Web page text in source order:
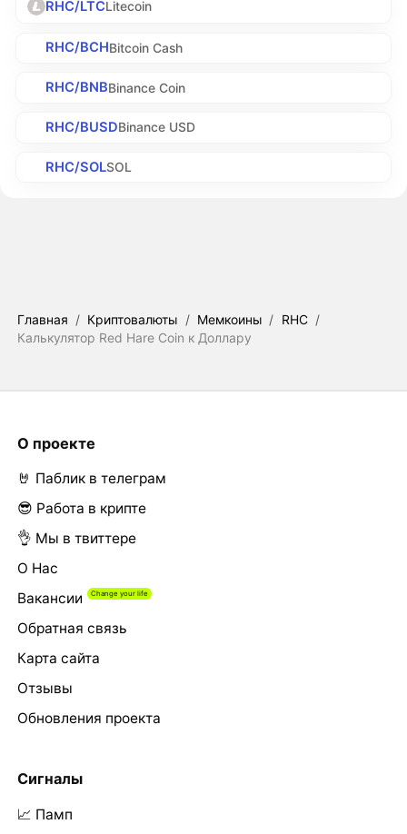
RHC/LTCLitecoin
RHC/BCHBitcoin Cash
RHC/BNBBinance Coin
RHC/BUSDBinance USD
RHC/SOLSOL
Главная / Криптовалюты / Мемкоины / RHC /
Калькулятор Red Hare Coin к Доллару
О проекте
🤘 Паблик в телеграм
😎 Работа в крипте
👌 Мы в твиттере
О Нас
Вакансии
Обратная связь
Карта сайта
Отзывы
Обновления проекта
Сигналы
📈 Памп